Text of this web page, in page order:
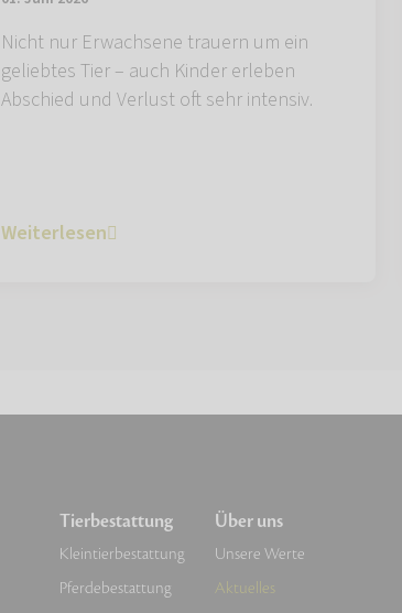
Nicht nur Erwachsene trauern um ein
geliebtes Tier – auch Kinder erleben
Abschied und Verlust oft sehr intensiv.
Weiterlesen
Tierbestattung
Kleintierbestattung
Pferdebestattung
Über uns
Unsere Werte
Aktuelles